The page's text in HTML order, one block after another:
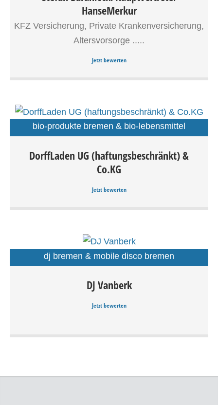
Versicherungsfragen: Stefan Baraniecki, HanseMerkur-
Hauptvertreter.
HanseMerkur
KFZ Versicherung, Private Krankenversicherung,
Altersvorsorge .....
Jetzt bewerten
DorffLaden in Bremen. Bio-Lebensmittel mit regionaler
Obst- und Gemüseauswahl, Käsetresen, Bäckertheke u.
bio-produkte bremen & bio-lebensmittel
DorffLaden UG (haftungsbeschränkt) &
Co.KG
Jetzt bewerten
DJ Vanberk Delmenhorst u. Bremen für Ihre
Lichttechnik für die richtige Stimmung, ob Hochzeiten,
dj bremen & mobile disco bremen
DJ Vanberk
Jetzt bewerten